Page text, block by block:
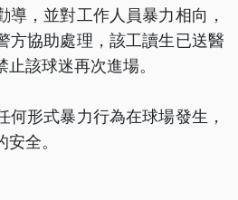
導，並對工作人員暴力相向，
方協助處理，該工讀生已送醫
該球迷再次進場。
何形式暴力行為在球場發生，
全。